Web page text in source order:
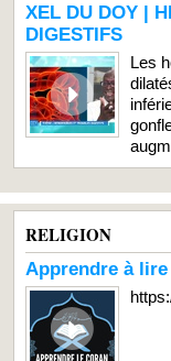
XEL DU DOY |
DIGESTIFS
Les
RELIGION
Apprendre à